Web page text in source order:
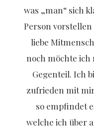
was „man“ sich
Person
liebe
noch möchte ich
Gegenteil. Ich
zufrieden mit
so empfindet
welche ich über